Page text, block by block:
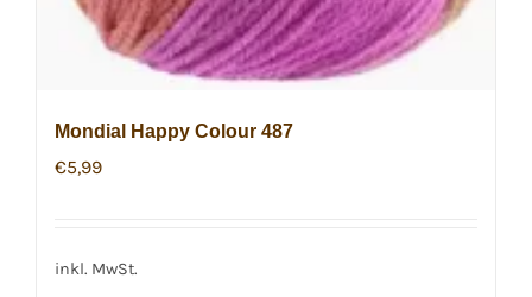
Mondial Happy Colour 487
€5,99
inkl. MwSt.